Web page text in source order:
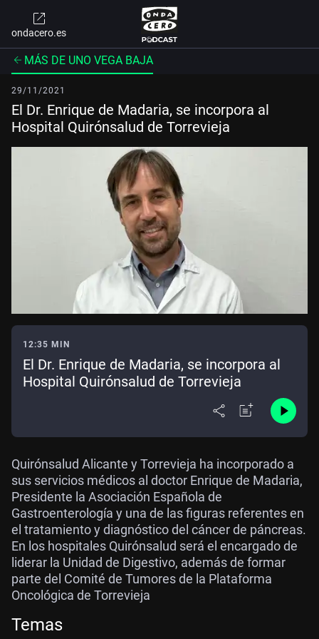
ondacero.es
MÁS DE UNO VEGA BAJA
29/11/2021
El Dr. Enrique de Madaria, se incorpora al
Hospital Quirónsalud de Torrevieja
12:35 MIN
El Dr. Enrique de Madaria, se incorpora al
Hospital Quirónsalud de Torrevieja
Quirónsalud Alicante y Torrevieja ha incorporado a
sus servicios médicos al doctor Enrique de Madaria,
Presidente la Asociación Española de
Gastroenterología y una de las figuras referentes en
el tratamiento y diagnóstico del cáncer de páncreas.
En los hospitales Quirónsalud será el encargado de
liderar la Unidad de Digestivo, además de formar
parte del Comité de Tumores de la Plataforma
Oncológica de Torrevieja
Temas